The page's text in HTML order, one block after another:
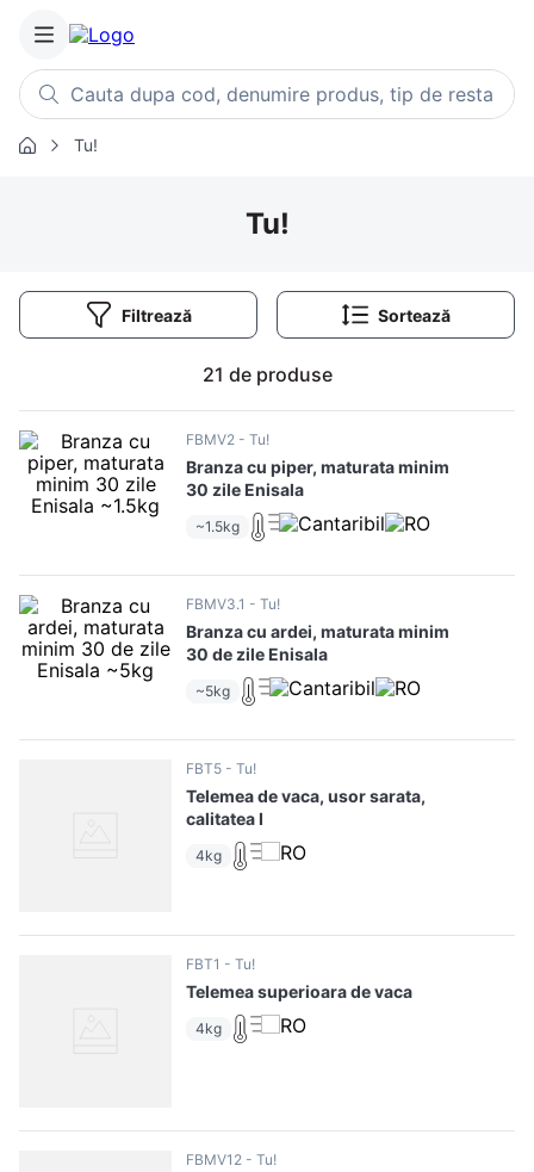
Cauta dupa cod, denumire produs, tip de restaurant,
Căutări populare
chifle
7.
ceafa
8. aripi
9. croissant
Tu!
Tu!
Filtrează
21 de produse
FBMV2 Tu!
Branza cu piper, maturata minim
30 zile Enisala
~1.5kg
FBMV3.1 Tu!
Branza cu ardei, maturata minim
30 de zile Enisala
~5kg
FBT5 Tu!
Telemea de vaca, usor sarata,
calitatea I
4kg
FBT1 Tu!
Telemea superioara de vaca
4kg
FBMV12 Tu!